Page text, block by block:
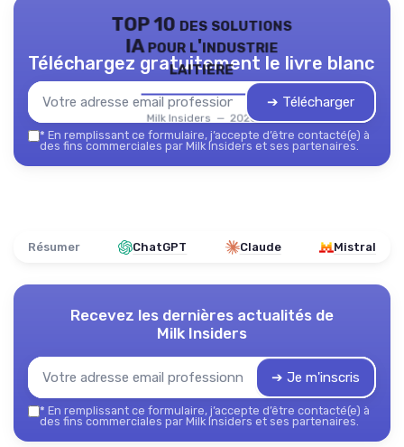
TOP 10 des solutions
IA pour l'industrie
laitière
Milk Insiders — 2026
Téléchargez gratuitement le livre blanc
➔ Télécharger
* En remplissant ce formulaire, j’accepte d’être contacté(e) à
des fins commerciales par Milk Insiders et ses partenaires.
Résumer ChatGPT Claude Mistral
Recevez les dernières actualités de
Milk Insiders
➔ Je m'inscris
* En remplissant ce formulaire, j’accepte d’être contacté(e) à
des fins commerciales par Milk Insiders et ses partenaires.